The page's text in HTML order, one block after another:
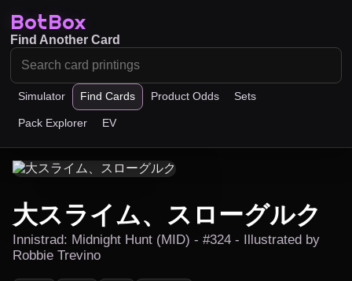
BotBox
Simulator Find Cards Product Odds Sets
Pack Explorer EV
Find Another Card
大スライム、スローグルク
Innistrad: Midnight Hunt (MID) - #324 - Illustrated by
Robbie Trevino